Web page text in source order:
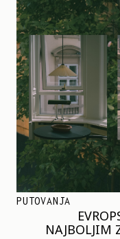
PUTOVANJA
NAJBOLJIM